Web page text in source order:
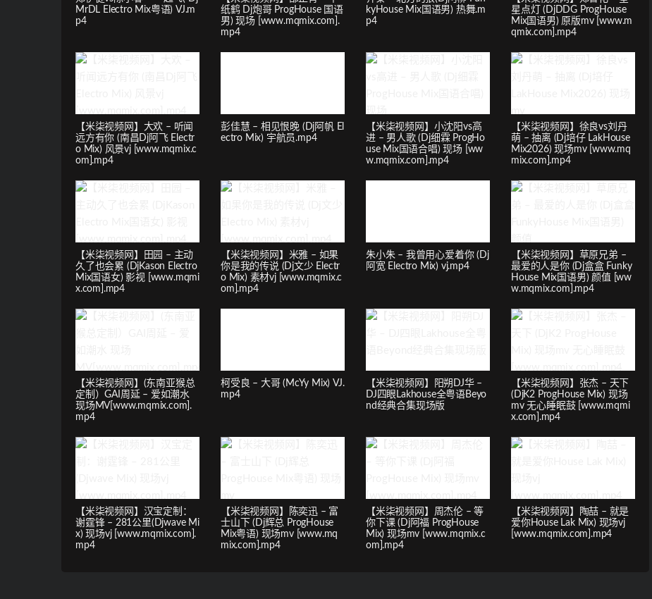
MrDL Electro Mix粤语) VJ.m
p4
纸鹤 Dj炮哥 ProgHouse 国语
男) 现场 [www.mqmix.com].
mp4
kyHouse Mix国语男) 热舞.m
p4
星点灯 (DjDDG ProgHouse
Mix国语男) 原版mv [www.m
qmix.com].mp4
【米柒视频网】大欢 – 听闻
远方有你 (南昌Dj阿飞 Electr
o Mix) 风景vj [www.mqmix.c
om].mp4
彭佳慧 – 相见恨晚 (Dj阿帆 El
ectro Mix) 宇航员.mp4
【米柒视频网】小沈阳vs高
进 – 男人歌 (Dj细霖 ProgHo
use Mix国语合唱) 现场 [ww
w.mqmix.com].mp4
【米柒视频网】徐良vs刘丹
萌 – 抽离 (Dj培仔 LakHouse
Mix2026) 现场mv [www.mq
mix.com].mp4
【米柒视频网】田园 – 主动
久了也会累 (DjKason Electro
Mix国语女) 影视 [www.mqmi
x.com].mp4
【米柒视频网】米雅 – 如果
你是我的传说 (Dj文少 Electr
o Mix) 素材vj [www.mqmix.c
om].mp4
朱小朱 – 我曾用心爱着你 (Dj
阿宽 Electro Mix) vj.mp4
【米柒视频网】草原兄弟 –
最爱的人是你 (Dj盒盒 Funky
House Mix国语男) 颜值 [ww
w.mqmix.com].mp4
【米柒视频网】(东南亚猴总
定制）GAI周延 – 爱如潮水
现场MV[www.mqmix.com].
mp4
柯受良 – 大哥 (McYy Mix) VJ.
mp4
【米柒视频网】阳朔DJ华 –
DJ四眼Lakhouse全粤语Beyo
nd经典合集现场版
【米柒视频网】张杰 – 天下
(DjK2 ProgHouse Mix) 现场
mv 无心睡眠鼓 [www.mqmi
x.com].mp4
【米柒视频网】汉宝定制：
谢霆锋 – 281公里(Djwave Mi
x) 现场vj [www.mqmix.com].
mp4
【米柒视频网】陈奕迅 – 富
士山下 (Dj辉总 ProgHouse
Mix粤语) 现场mv [www.mq
mix.com].mp4
【米柒视频网】周杰伦 – 等
你下课 (Dj阿福 ProgHouse
Mix) 现场mv [www.mqmix.c
om].mp4
【米柒视频网】陶喆 – 就是
爱你House Lak Mix) 现场vj
[www.mqmix.com].mp4